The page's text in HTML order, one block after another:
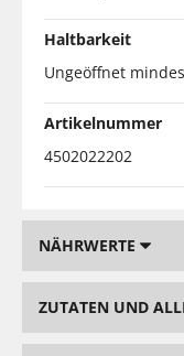
Haltbarkeit
Ungeöffnet
Artikelnummer
4502022202
NÄHRWERTE
ZUTATEN UND